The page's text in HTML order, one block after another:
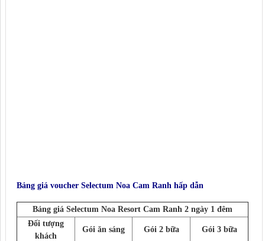
Bảng giá voucher Selectum Noa Cam Ranh hấp dẫn
Bảng giá Selectum Noa Resort Cam Ranh 2 ngày 1 đêm
Đối tượng
khách
Gói ăn sáng Gói 2 bữa Gói 3 bữa